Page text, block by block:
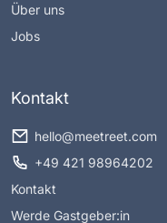
Über uns
Jobs
Kontakt
hello@meetreet.com
+49 421 98964202
Kontakt
Werde Gastgeber:in